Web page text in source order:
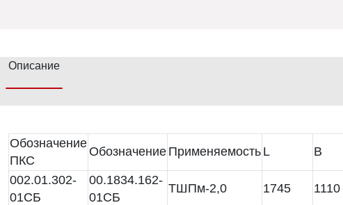
Описание
Обозначение
ПКС
Обозначение Применяемость L В
002.01.302-
01СБ
00.1834.162-
01СБ
ТШПм-2,0 1745 1110